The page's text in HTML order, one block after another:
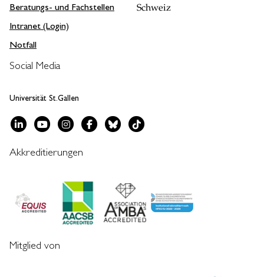
Social Media
Universität St.Gallen
Beratungs- und Fachstellen
Intranet (Login)
Notfall
Schweiz
Akkreditierungen
Mitglied von